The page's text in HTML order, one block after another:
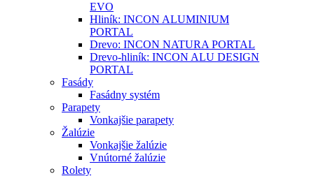
EVO
Hliník: INCON ALUMINIUM
PORTAL
Drevo: INCON NATURA PORTAL
Drevo-hliník: INCON ALU DESIGN
PORTAL
Fasády
Fasádny systém
Parapety
Vonkajšie parapety
Žalúzie
Vonkajšie žalúzie
Vnútorné žalúzie
Rolety